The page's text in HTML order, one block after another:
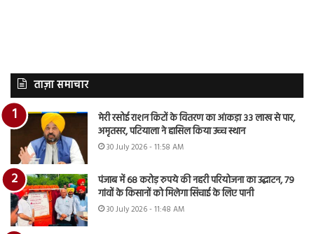
ताज़ा समाचार
मेरी रसोई राशन किटों के वितरण का आंकड़ा 33 लाख से पार,
अमृतसर, पटियाला ने हासिल किया उच्च स्थान
30 July 2026 - 11:58 AM
पंजाब में 68 करोड़ रुपये की नहरी परियोजना का उद्घाटन, 79
गांवों के किसानों को मिलेगा सिंचाई के लिए पानी
30 July 2026 - 11:48 AM